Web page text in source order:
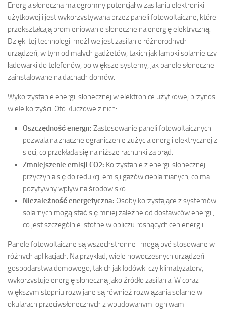
Energia słoneczna ma ogromny potencjał w zasilaniu elektroniki
użytkowej i jest wykorzystywana przez paneli fotowoltaiczne, które
przekształcają promieniowanie słoneczne na energię elektryczną.
Dzięki tej technologii możliwe jest zasilanie różnorodnych
urządzeń, w tym od małych gadżetów, takich jak lampki solarnie czy
ładowarki do telefonów, po większe systemy, jak panele słoneczne
zainstalowane na dachach domów.
Wykorzystanie energii słonecznej w elektronice użytkowej przynosi
wiele korzyści. Oto kluczowe z nich:
Oszczędność energii: Zastosowanie paneli fotowoltaicznych
pozwala na znaczne ograniczenie zużycia energii elektrycznej z
sieci, co przekłada się na niższe rachunki za prąd.
Zmniejszenie emisji CO2: Korzystanie z energii słonecznej
przyczynia się do redukcji emisji gazów cieplarnianych, co ma
pozytywny wpływ na środowisko.
Niezależność energetyczna: Osoby korzystające z systemów
solarnych mogą stać się mniej zależne od dostawców energii,
co jest szczególnie istotne w obliczu rosnących cen energii.
Panele fotowoltaiczne są wszechstronne i mogą być stosowane w
różnych aplikacjach. Na przykład, wiele nowoczesnych urządzeń
gospodarstwa domowego, takich jak lodówki czy klimatyzatory,
wykorzystuje energię słoneczną jako źródło zasilania. W coraz
większym stopniu rozwijane są również rozwiązania solarne w
okularach przeciwsłonecznych z wbudowanymi ogniwami